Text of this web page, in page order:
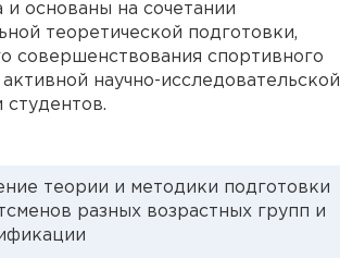
основаны на сочетании
теоретической подготовки,
совершенствования спортивного
научно-исследовательской
студентов.
теории и методики подготовки
разных возрастных групп и